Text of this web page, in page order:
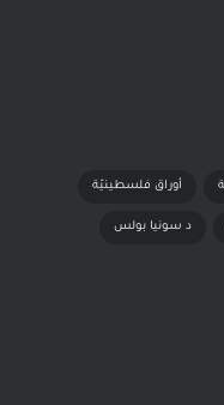
أوراق فلسطينيّة
د سونيا بولس